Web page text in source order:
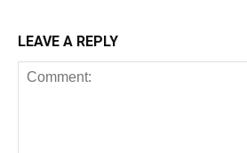
LEAVE A REPLY